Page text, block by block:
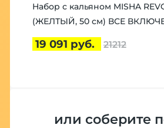
Набор с кальяном MISHA
(ЖЕЛТЫЙ, 50 см) ВСЕ
19 091 руб. 21212
или соберите